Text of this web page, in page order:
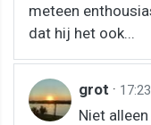
meteen
dat hij het ook...
grot · 17:23
Niet